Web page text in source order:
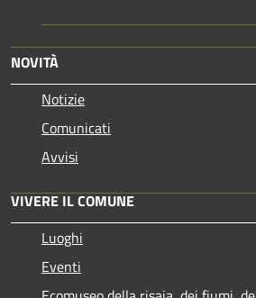
NOVITÀ
Notizie
Comunicati
Avvisi
VIVERE IL COMUNE
Luoghi
Eventi